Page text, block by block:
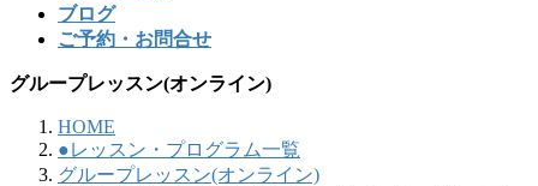
ブログ
ご予約・お問合せ
グループレッスン(オンライン)
HOME
●レッスン・プログラム一覧
グループレッスン(オンライン)